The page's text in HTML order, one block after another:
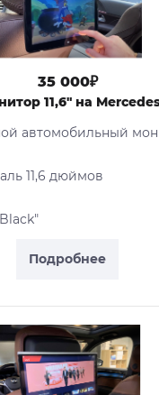
Подробнее
35 000₽
11,6" на
автомобильный
11,6 дюймов